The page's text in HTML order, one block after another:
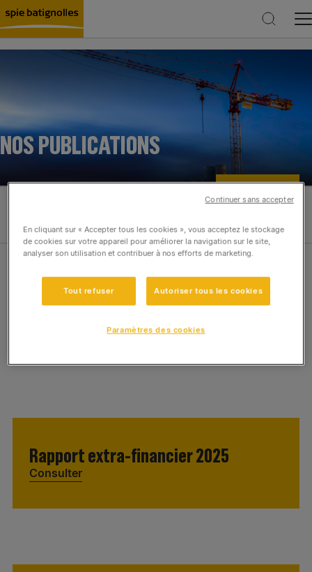
NOS PUBLICATIONS
Réinitialiser les filtres
Appliquer la sélection
Rapport annuel 2025
Rapport extra-financier 2025
Consulter
En cliquant sur « Accepter tous les cookies », vous acceptez le stockage
de cookies sur votre appareil pour améliorer la navigation sur le site,
analyser son utilisation et contribuer à nos efforts de marketing.
Tout refuser Autoriser tous les cookies
Paramètres des cookies
Continuer sans accepter